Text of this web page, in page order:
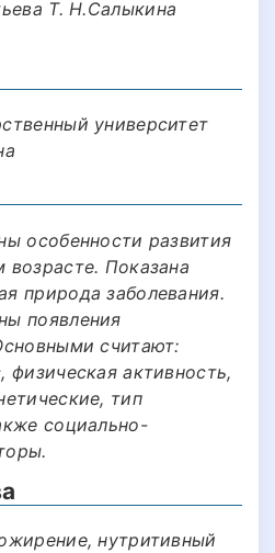
Т. Н.Салыкина
университет
особенности развития
Показана
природа заболевания.
появления
считают:
физическая активность,
тип
социально-
нутритивный